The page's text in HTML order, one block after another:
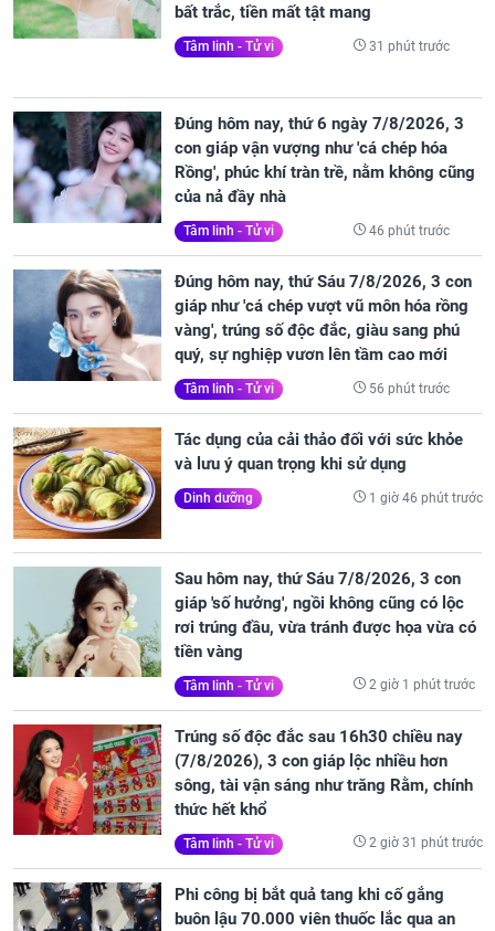
bất trắc, tiền mất tật mang
Tâm linh - Tử vi 31 phút trước
Đúng hôm nay, thứ 6 ngày 7/8/2026, 3
con giáp vận vượng như 'cá chép hóa
Rồng', phúc khí tràn trề, nằm không cũng
của nả đầy nhà
Tâm linh - Tử vi 46 phút trước
Đúng hôm nay, thứ Sáu 7/8/2026, 3 con
giáp như 'cá chép vượt vũ môn hóa rồng
vàng', trúng số độc đắc, giàu sang phú
quý, sự nghiệp vươn lên tầm cao mới
Tâm linh - Tử vi 56 phút trước
Tác dụng của cải thảo đối với sức khỏe
và lưu ý quan trọng khi sử dụng
Dinh dưỡng 1 giờ 46 phút trước
Sau hôm nay, thứ Sáu 7/8/2026, 3 con
giáp 'số hưởng', ngồi không cũng có lộc
rơi trúng đầu, vừa tránh được họa vừa có
tiền vàng
Tâm linh - Tử vi 2 giờ 1 phút trước
Trúng số độc đắc sau 16h30 chiều nay
(7/8/2026), 3 con giáp lộc nhiều hơn
sông, tài vận sáng như trăng Rằm, chính
thức hết khổ
Tâm linh - Tử vi 2 giờ 31 phút trước
Phi công bị bắt quả tang khi cố gắng
buôn lậu 70.000 viên thuốc lắc qua an